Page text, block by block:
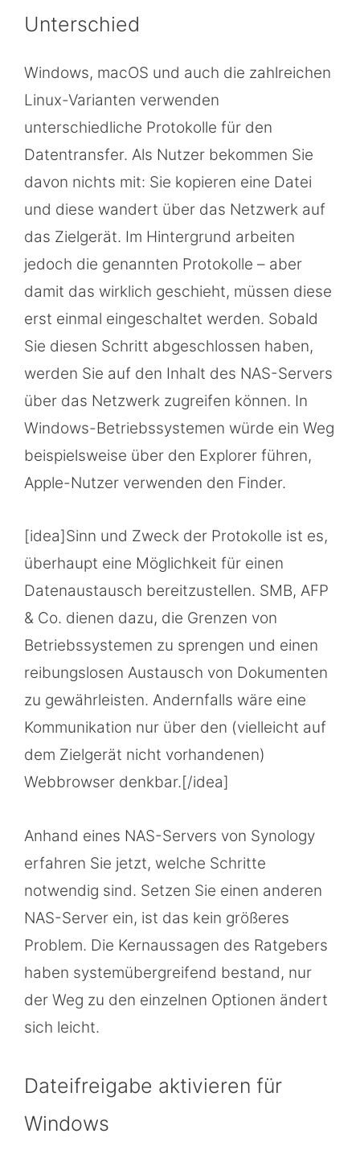
Unterschied
Windows, macOS und auch die zahlreichen
Linux-Varianten verwenden
unterschiedliche Protokolle für den
Datentransfer. Als Nutzer bekommen Sie
davon nichts mit: Sie kopieren eine Datei
und diese wandert über das Netzwerk auf
das Zielgerät. Im Hintergrund arbeiten
jedoch die genannten Protokolle – aber
damit das wirklich geschieht, müssen diese
erst einmal eingeschaltet werden. Sobald
Sie diesen Schritt abgeschlossen haben,
werden Sie auf den Inhalt des NAS-Servers
über das Netzwerk zugreifen können. In
Windows-Betriebssystemen würde ein Weg
beispielsweise über den Explorer führen,
Apple-Nutzer verwenden den Finder.
[idea]Sinn und Zweck der Protokolle ist es,
überhaupt eine Möglichkeit für einen
Datenaustausch bereitzustellen. SMB, AFP
& Co. dienen dazu, die Grenzen von
Betriebssystemen zu sprengen und einen
reibungslosen Austausch von Dokumenten
zu gewährleisten. Andernfalls wäre eine
Kommunikation nur über den (vielleicht auf
dem Zielgerät nicht vorhandenen)
Webbrowser denkbar.[/idea]
Anhand eines NAS-Servers von Synology
erfahren Sie jetzt, welche Schritte
notwendig sind. Setzen Sie einen anderen
NAS-Server ein, ist das kein größeres
Problem. Die Kernaussagen des Ratgebers
haben systemübergreifend bestand, nur
der Weg zu den einzelnen Optionen ändert
sich leicht.
Dateifreigabe aktivieren für
Windows